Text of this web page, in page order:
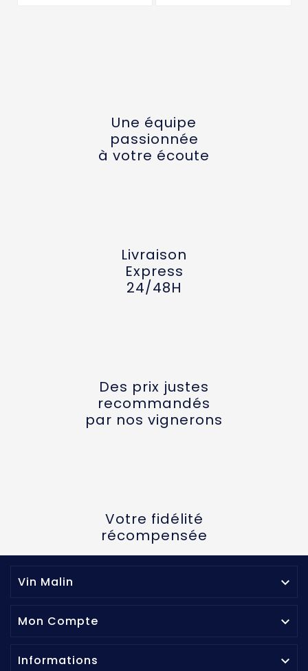
Une équipe
passionnée
à votre écoute
Livraison
Express
24/48H
Des prix justes
recommandés
par nos vignerons
Votre fidélité
récompensée
Vin Malin 
Mon Compte 
Informations 